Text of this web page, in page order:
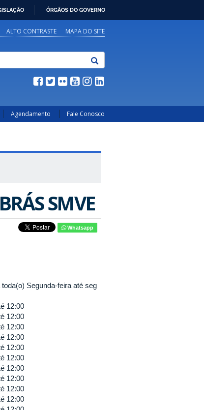
ÓRGÃOS DO GOVERNO
ALTO CONTRASTE MAPA DO SITE
Agendamento Fale Conosco
SMVE
Whatsapp
Segunda-feira até seg
12:00
12:00
12:00
12:00
12:00
12:00
12:00
12:00
12:00
12:00